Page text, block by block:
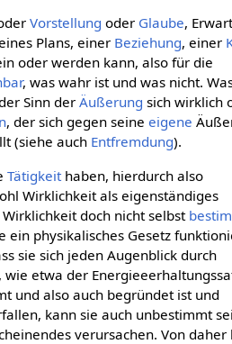
Vorstellung oder Glaube,
Plans, einer Beziehung, einer
oder werden kann, also für die
, was wahr ist und was nicht.
Sinn derÄußerung sich wirklich
, der sich gegen seineeigene
(siehe auch Entfremdung).
Tätigkeit haben, hierdurch also
Wirklichkeit als eigenständiges
doch nicht selbst
ein physikalisches Gesetz
sie sich jeden Augenblick durch
wie etwa der
und also auch begründet ist und
kann sie auch unbestimmt
verursachen. Von daher